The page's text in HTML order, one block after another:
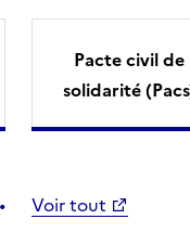
Pacte civil de
solidarité
Voir tout